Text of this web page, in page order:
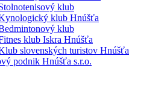
klub
klub Hnúšťa
klub
klub Iskra Hnúšťa
slovenských turistov Hnúšťa
podnik Hnúšťa s.r.o.